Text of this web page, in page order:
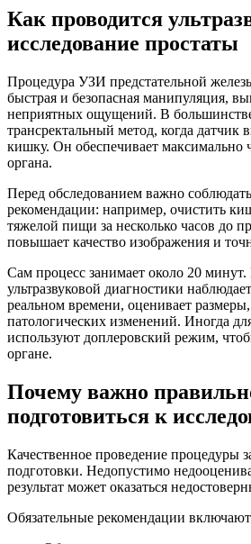
Как проводится
исследование простаты
Процедура УЗИ предстательной
быстрая и безопасная манипуляция,
неприятных ощущений. В
трансректальный метод, когда датчик
кишку. Он обеспечивает максимально
органа.
Перед обследованием важно
рекомендации: например, очистить
тяжелой пищи за несколько часов до
повышает качество изображения и
Сам процесс занимает около 20
ультразвуковой диагностики
реальном времени, оценивает
патологических изменений. Иногда
используют доплеровский режим,
органе.
Почему важно
подготовиться к
Качественное проведение процедуры
подготовки. Недопустимо
результат может оказаться
Обязательные рекомендации